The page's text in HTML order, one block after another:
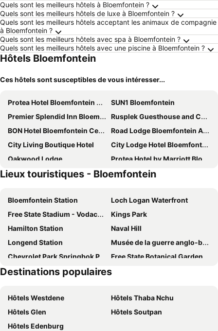
Quels sont les meilleurs hôtels à Bloemfontein ?
Quels sont les meilleurs hôtels de luxe à Bloemfontein ?
Quels sont les meilleurs hôtels acceptant les animaux de compagnie
à Bloemfontein ?
Quels sont les meilleurs hôtels avec spa à Bloemfontein ?
Quels sont les meilleurs hôtels avec une piscine à Bloemfontein ?
Hôtels Bloemfontein
Ces hôtels sont susceptibles de vous intéresser...
Protea Hotel Bloemfontein Willow Lake
SUN1 Bloemfontein
Premier Splendid Inn Bloemfontein
Rusplek Guesthouse and Conference Centre
BON Hotel Bloemfontein Central
Road Lodge Bloemfontein Airport
City Living Boutique Hotel
City Lodge Hotel Bloemfontein
Oakwood Lodge
Protea Hotel by Marriott Bloemfontein
LOCH LOGAN HOTEL
A Contempo Guesthouse
Bloem Spa Hotel & Conference
Ceelee's Place
Bains Lodge
Villa Bali Luxury Guesthouse
Castello Guest House, Bloemfontein
Bayswater Lodge
A Cherry Lane Self Catering and B&B
Altissimo Guesthouse
Ebony and Ivory Guesthouse
Lemon & Lime Guesthouse
INBLOEM
College Lodge
Hotel President & Conference Venue
Tredenham Boutique Hotel
Like a Rock
Solo Gracia Guesthouse
Victorian Lodge
Lieux touristiques - Bloemfontein
Bloemfontein Station
Loch Logan Waterfront
Free State Stadium - Vodacom Park
Kings Park
Hamilton Station
Naval Hill
Longend Station
Musée de la guerre anglo-boer
Chevrolet Park Springbok Park
Free State Botanical Garden
Aéroport international Bram Fischer
Destinations populaires
Hôtels Westdene
Hôtels Thaba Nchu
Hôtels Glen
Hôtels Soutpan
Hôtels Edenburg